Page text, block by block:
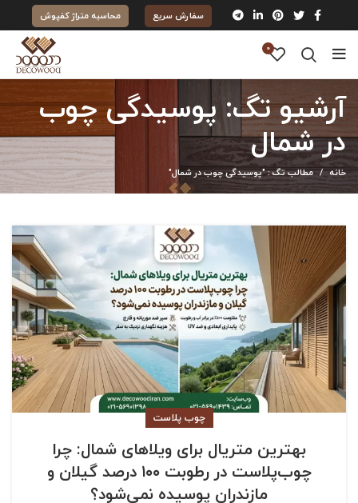
سفارش سریع محاسبه متراژ کفپوش
0
آرشیو تگ: پوسیدگی چوب
در شمال
خانه مطالب تگ : "پوسیدگی چوب در شمال"
چوب پلاست
بهترین متریال برای ویلاهای شمال: چرا
چوب‌پلاست در رطوبت ۱۰۰ درصد گیلان و
مازندران پوسیده نمی‌شود؟